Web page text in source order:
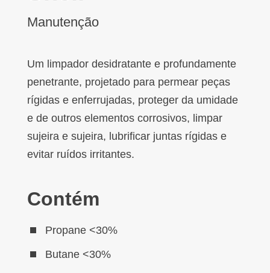
Manutenção
Um limpador desidratante e profundamente
penetrante, projetado para permear peças
rígidas e enferrujadas, proteger da umidade
e de outros elementos corrosivos, limpar
sujeira e sujeira, lubrificar juntas rígidas e
evitar ruídos irritantes.
Contém
Propane <30%
Butane <30%